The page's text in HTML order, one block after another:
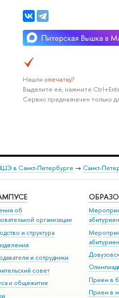
Нашли опечатку?
Выделите её, нажмите
Сервис предназначен только
в Санкт-Петербурге → Санкт-
об
организации
и структура
и сотрудники
совет
и общежития
Прием в
Прием в